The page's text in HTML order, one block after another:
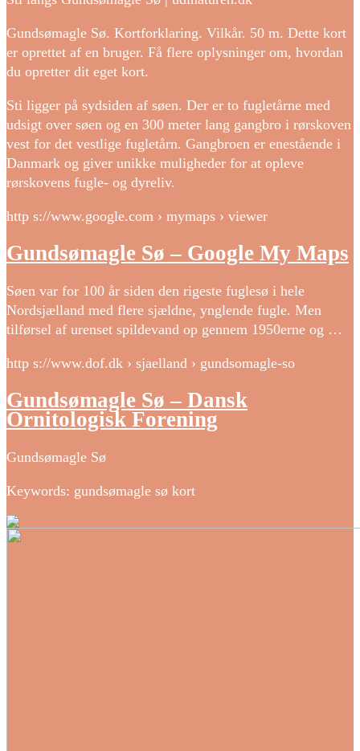
Gundsømagle Sø. Kortforklaring. Vilkår. 50 m. Dette kort
er oprettet af en bruger. Få flere oplysninger om, hvordan
du opretter dit eget kort.
Sti ligger på sydsiden af søen. Der er to fugletårne med
udsigt over søen og en 300 meter lang gangbro i rørskoven
vest for det vestlige fugletårn. Gangbroen er enestående i
Danmark og giver unikke muligheder for at opleve
rørskovens fugle- og dyreliv.
http s://www.google.com › mymaps › viewer
Gundsømagle Sø – Google My Maps
Søen var for 100 år siden den rigeste fuglesø i hele
Nordsjælland med flere sjældne, ynglende fugle. Men
tilførsel af urenset spildevand op gennem 1950erne og …
http s://www.dof.dk › sjaelland › gundsomagle-so
Gundsømagle Sø – Dansk
Ornitologisk Forening
Gundsømagle Sø
Keywords: gundsømagle sø kort